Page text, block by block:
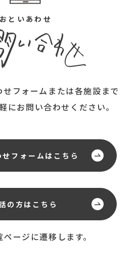
おといあわせ
フォームまたは各施設まで
にお問い合わせください。
フォーム はこちら
の方はこちら
ージに遷移します。